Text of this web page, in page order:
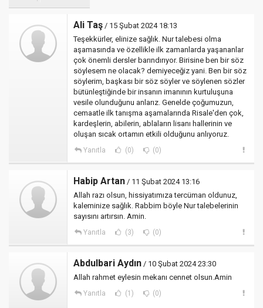
Ali Taş / 15 Şubat 2024 18:13
Teşekkürler, elinize sağlık. Nur talebesi olma
aşamasında ve özellikle ilk zamanlarda yaşananlar
çok önemli dersler barındırıyor. Birisine ben bir söz
söylesem ne olacak? demiyeceğiz yani. Ben bir söz
söylerim, başkası bir söz söyler ve söylenen sözler
bütünleştiğinde bir insanın imanının kurtuluşuna
vesile olunduğunu anlarız. Genelde çoğumuzun,
cemaatle ilk tanışma aşamalarında Risale'den çok,
kardeşlerin, abilerin, ablaların lisanı hallerinin ve
oluşan sıcak ortamın etkili olduğunu anlıyoruz.
Yanıtla (0) (0)
Habip Artan / 11 Şubat 2024 13:16
Allah razı olsun, hissiyatımıza tercüman oldunuz,
kaleminize sağlık. Rabbim böyle Nur talebelerinin
sayısını artırsın. Amin.
Yanıtla (3) (0)
Abdulbari Aydın / 10 Şubat 2024 23:30
Allah rahmet eylesin mekanı cennet olsun.Amin
Yanıtla (1) (0)